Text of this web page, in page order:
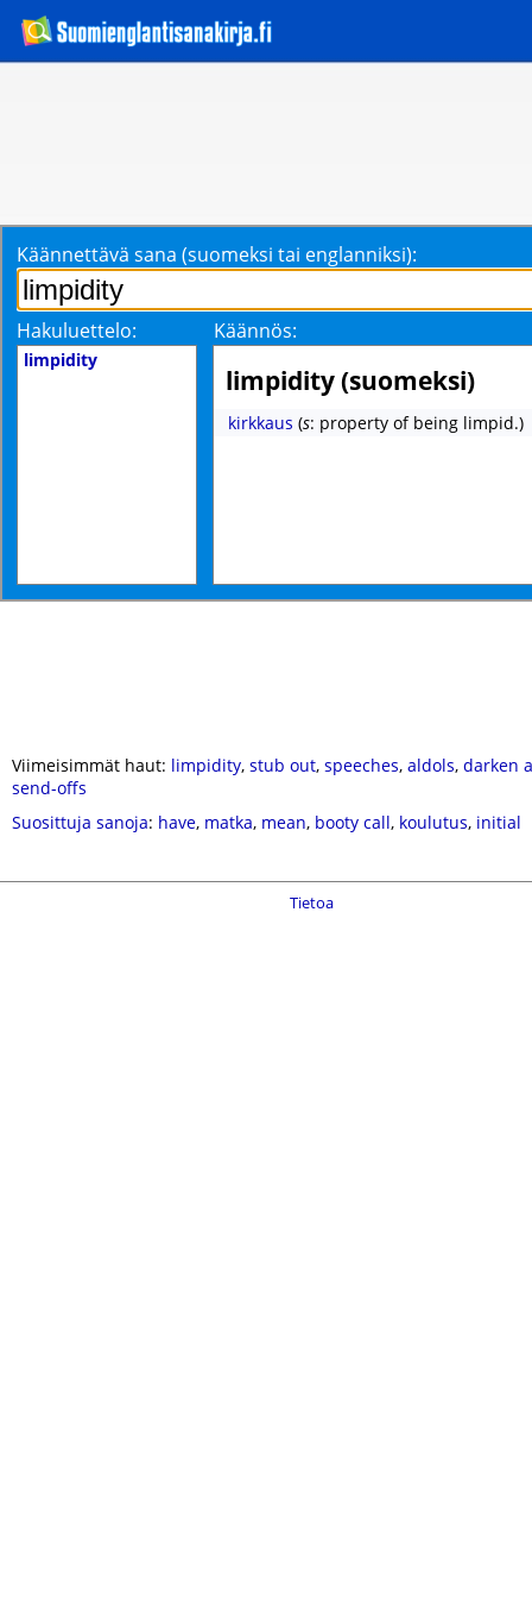
Käännettävä sana (suomeksi tai englanniksi):
Hakuluettelo: Käännös:
limpidity
limpidity (suomeksi)
kirkkaus (s: property of being limpid.)
Viimeisimmät haut: limpidity, stub out, speeches, aldols, darken
send-offs
Suosittuja sanoja: have, matka, mean, booty call, koulutus, initial
Tietoa